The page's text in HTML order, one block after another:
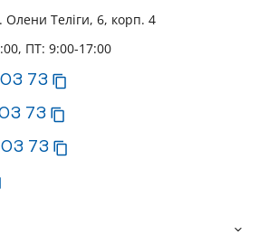
Олени Теліги, 6, корп. 4
ПТ: 9:00-17:00
73
73
73